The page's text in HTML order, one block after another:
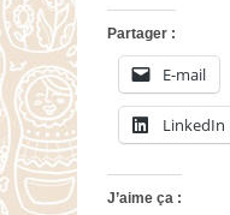
Partager :
E-mail
LinkedIn
J’aime ça :